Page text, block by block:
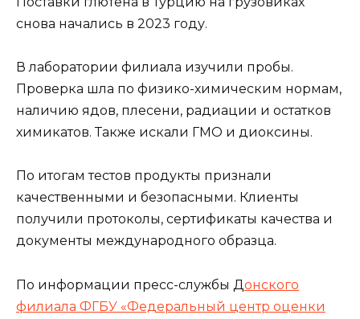
снова начались в 2023 году.
В лаборатории филиала изучили пробы.
Проверка шла по физико-химическим нормам,
наличию ядов, плесени, радиации и остатков
химикатов. Также искали ГМО и диоксины.
По итогам тестов продукты признали
качественными и безопасными. Клиенты
получили протоколы, сертификаты качества и
документы международного образца.
По информации пресс-службы Донского
филиала ФГБУ «Федеральный центр оценки